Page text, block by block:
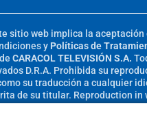
sitio web implica la aceptación
y Políticas de
de CARACOL TELEVISIÓN S.A.
D.R.A. Prohibida su
su traducción a cualquier
de su titular. Reproduction in